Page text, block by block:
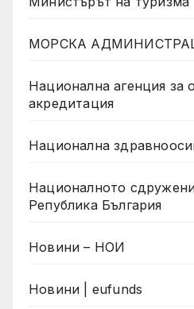
МОРСКА
Национална агенция за
акредитация
Национална
Националното
Република България
Новини – НОИ
Новини | eufunds